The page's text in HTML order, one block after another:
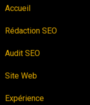
Accueil
Rédaction SEO
Audit SEO
Site Web
Expérience